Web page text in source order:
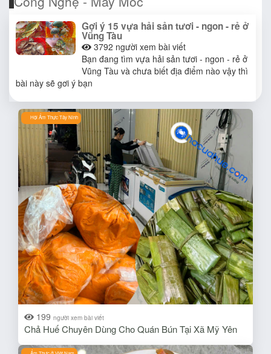
Gợi ý 15 vựa hải sản tươi - ngon - rẻ ở
Vũng Tàu
3792 người xem bài viết
Bạn đang tìm vựa hải sản tươi - ngon - rẻ ở
Vũng Tàu và chưa biết địa điểm nào vậy thì
bài này sẽ gơi ý bạn
Hội Ẩm Thực Tây Ninh
199 người xem bài viết
Chả Huế Chuyên Dùng Cho Quán Bún Tại Xã Mỹ Yên